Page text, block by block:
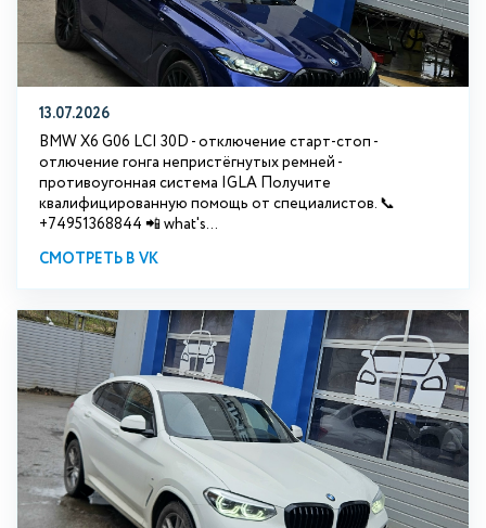
13.07.2026
BMW X6 G06 LCI 30D - отключение старт-стоп -
отлючение гонга непристёгнутых ремней -
противоугонная система IGLA Получите
квалифицированную помощь от специалистов. 📞
+74951368844 📲 what's...
СМОТРЕТЬ В VK